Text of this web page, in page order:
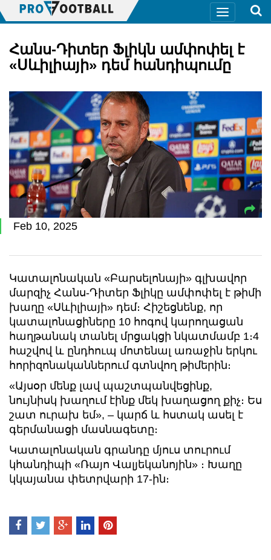
Հանս-Դիտեր Ֆլիկն ամփոփել է
«Սևիլիայի» դեմ հանդիպումը
Feb 10, 2025
Կատալոնական «Բարսելոնայի» գլխավոր
մարզիչ Հանս-Դիտեր Ֆլիկը ամփոփել է թիմի
խաղը «Սևիլիայի» դեմ։ Հիշեցնենք, որ
կատալոնացիները 10 հոգով կարողացան
հաղթանակ տանել մրցակցի նկատմամբ 1։4
հաշվով և ընդհուպ մոտենալ առաջին երկու
հորիզոնականներում գտնվող թիմերին։
«Այսօր մենք լավ պաշտպանվեցինք,
նույնիսկ խաղում էինք մեկ խաղացող քիչ։ Ես
շատ ուրախ եմ», – կարճ և հստակ ասել է
գերմանացի մասնագետը։
Կատալոնական գրանդը մյուս տուրում
կհանդիպի «Ռայո Վալյեկանոյին» ։ Խաղը
կկայանա փետրվարի 17-ին։